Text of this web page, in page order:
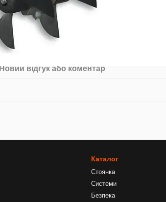
Новий відгук або коментар
Каталог
Стоянка
Системи
Безпека